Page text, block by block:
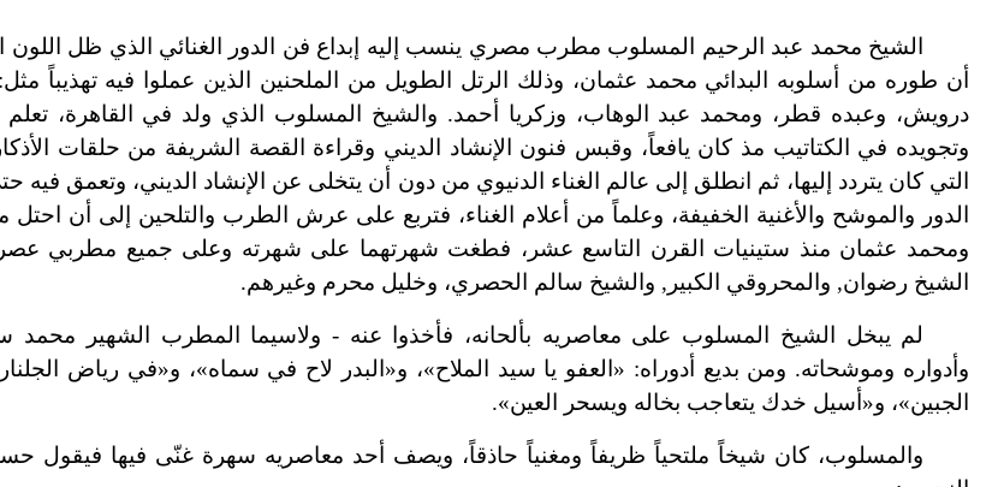
الشيخ محمد عبد الرحيم المسلوب مطرب مصري ينسب إليه إبداع فن الدور الغنائي الذي ظل اللون
أن طوره من أسلوبه البدائي محمد عثمان، وذلك الرتل الطويل من الملحنين الذين عملوا فيه تهذيباً
درويش، وعبده قطر، ومحمد عبد الوهاب، وزكريا أحمد. والشيخ المسلوب الذي ولد في القاهرة، تعلم
وتجويده في الكتاتيب مذ كان يافعاً، وقبس فنون الإنشاد الديني وقراءة القصة الشريفة من حلقات
التي كان يتردد إليها، ثم انطلق إلى عالم الغناء الدنيوي من دون أن يتخلى عن الإنشاد الديني، وتعمق
الدور والموشح والأغنية الخفيفة، وعلماً من أعلام الغناء، فتربع على عرش الطرب والتلحين إلى أن احتل
ومحمد عثمان منذ ستينيات القرن التاسع عشر، فطغت شهرتهما على شهرته وعلى جميع مطربي
الشيخ رضوان, والمحروقي الكبير, والشيخ سالم الحصري، وخليل محرم وغيرهم.
لم يبخل الشيخ المسلوب على معاصريه بألحانه، فأخذوا عنه - ولاسيما المطرب الشهير محمد
وأدواره وموشحاته. ومن بديع أدوراه: «العفو يا سيد الملاح»، و«البدر لاح في سماه»، و«في رياض
الجبين»، و«أسيل خدك يتعاجب بخاله ويسحر العين».
والمسلوب، كان شيخاً ملتحياً ظريفاً ومغنياً حاذقاً، ويصف أحد معاصريه سهرة غنّى فيها فيقول